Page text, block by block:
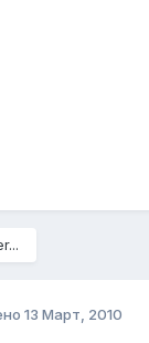
13 Март, 2010